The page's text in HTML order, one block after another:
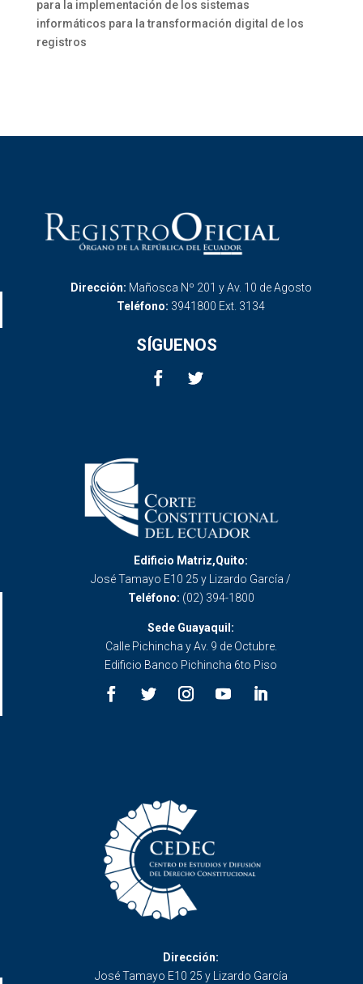
para la implementación de los sistemas
informáticos para la transformación digital de los
registros
Dirección: Mañosca Nº 201 y Av. 10 de Agosto
Teléfono: 3941800 Ext. 3134
SÍGUENOS
Edificio Matriz,Quito:
José Tamayo E10 25 y Lizardo García /
Teléfono: (02) 394-1800
Sede Guayaquil:
Calle Pichincha y Av. 9 de Octubre.
Edificio Banco Pichincha 6to Piso
Dirección:
José Tamayo E10 25 y Lizardo García